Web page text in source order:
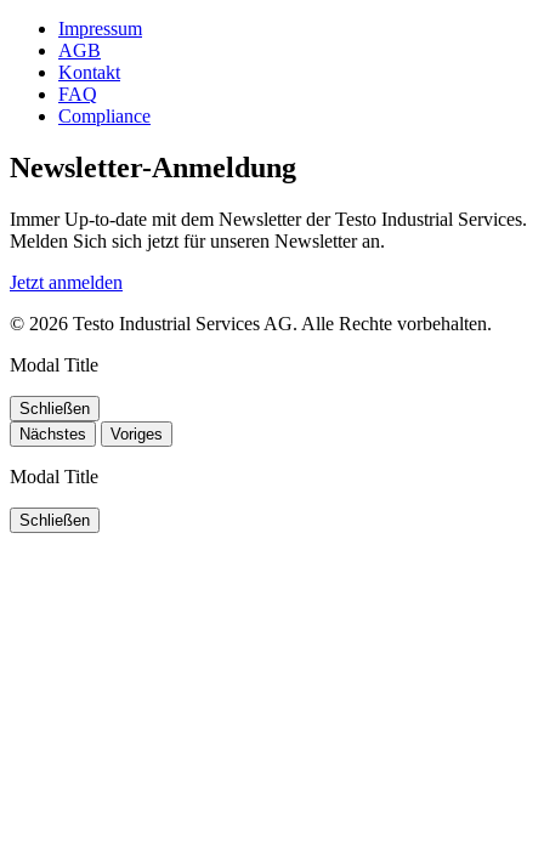
Impressum
AGB
Kontakt
FAQ
Compliance
Newsletter-Anmeldung
Immer Up-to-date mit dem Newsletter der Testo Industrial Services.
Melden Sich sich jetzt für unseren Newsletter an.
Jetzt anmelden
© 2026 Testo Industrial Services AG. Alle Rechte vorbehalten.
Modal Title
Schließen
Nächstes
Voriges
Modal Title
Schließen